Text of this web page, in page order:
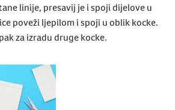
linije, presavij je i spoji dijelove u
poveži ljepilom i spoji u oblik kocke.
za izradu druge kocke.